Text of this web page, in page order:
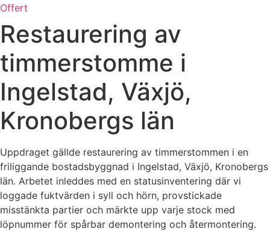
Offert
Restaurering av
timmerstomme i
Ingelstad, Växjö,
Kronobergs län
Uppdraget gällde restaurering av timmerstommen i en
friliggande bostadsbyggnad i Ingelstad, Växjö, Kronobergs
län. Arbetet inleddes med en statusinventering där vi
loggade fuktvärden i syll och hörn, provstickade
misstänkta partier och märkte upp varje stock med
löpnummer för spårbar demontering och återmontering.